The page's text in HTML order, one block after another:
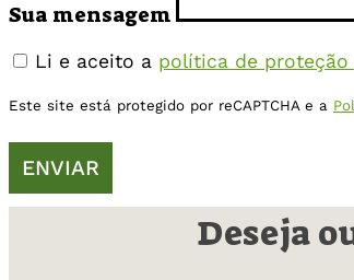
Sua mensagem
Li e aceito a política de proteção
Este site está protegido por reCAPTCHA e a
ENVIAR
Deseja